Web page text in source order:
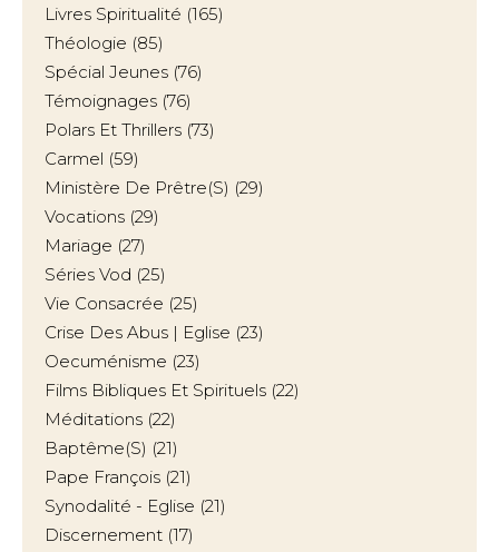
Livres Spiritualité (165)
Théologie (85)
Spécial Jeunes (76)
Témoignages (76)
Polars Et Thrillers (73)
Carmel (59)
Ministère De Prêtre(s) (29)
Vocations (29)
Mariage (27)
Séries Vod (25)
Vie Consacrée (25)
Crise Des Abus | Eglise (23)
Oecuménisme (23)
Films Bibliques Et Spirituels (22)
Méditations (22)
Baptême(s) (21)
Pape François (21)
Synodalité - Eglise (21)
Discernement (17)